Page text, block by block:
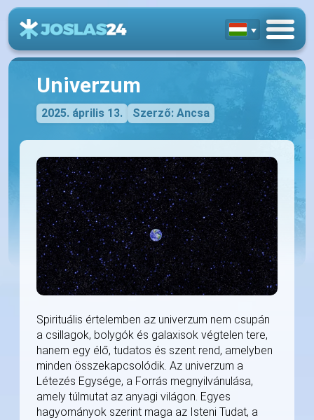
Univerzum
2025. április 13. Szerző: Ancsa
Spirituális értelemben az univerzum nem csupán
a csillagok, bolygók és galaxisok végtelen tere,
hanem egy élő, tudatos és szent rend, amelyben
minden összekapcsolódik. Az univerzum a
Létezés Egysége, a Forrás megnyilvánulása,
amely túlmutat az anyagi világon. Egyes
hagyományok szerint maga az Isteni Tudat, a